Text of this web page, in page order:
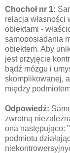
Chochoł nr 1:
relacja własności
obiektami -
samoposiadania
obiektem. Aby
jest przyjęcie
bądź mózgu i
skomplikowanej,
między
Odpowiedź:
zwrotną
ona następująco:
podmiotu